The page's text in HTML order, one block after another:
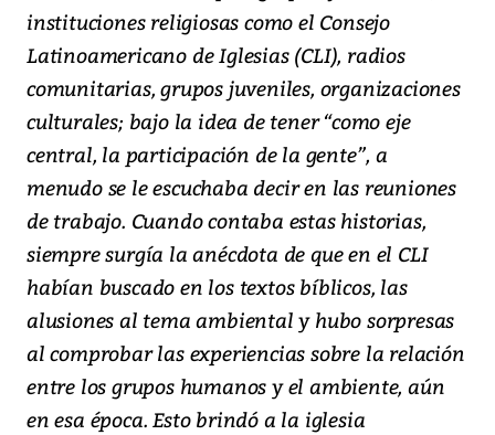
instituciones religiosas como el Consejo
Latinoamericano de Iglesias (CLI), radios
comunitarias, grupos juveniles, organizaciones
culturales; bajo la idea de tener “como eje
central, la participación de la gente”, a
menudo se le escuchaba decir en las reuniones
de trabajo. Cuando contaba estas historias,
siempre surgía la anécdota de que en el CLI
habían buscado en los textos bíblicos, las
alusiones al tema ambiental y hubo sorpresas
al comprobar las experiencias sobre la relación
entre los grupos humanos y el ambiente, aún
en esa época. Esto brindó a la iglesia